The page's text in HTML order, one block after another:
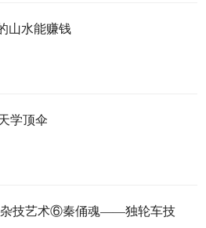
山水能赚钱
学顶伞
杂技艺术⑥秦俑魂——独轮车技